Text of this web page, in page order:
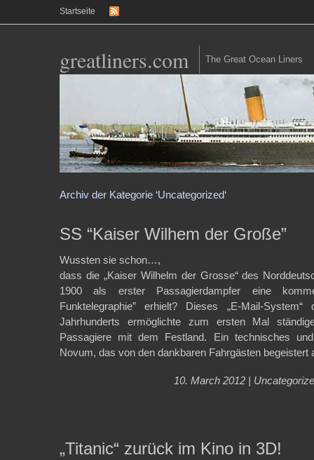
Startseite
greatliners.com The Great Ocean Liners
Archiv der Kategorie ‘Uncategorized‘
SS “Kaiser Wilhem der Große”
Wussten sie schon…,
dass die „Kaiser Wilhelm der Grosse“ des
1900 als erster Passagierdampfer eine
Funktelegraphie” erhielt? Dieses „E-Mail-
Jahrhunderts ermöglichte zum ersten Mal
Passagiere mit dem Festland. Ein technisches
Novum, das von den dankbaren Fahrgästen begeistert
10. March 2012 |
„Titanic“ zurück im Kino in 3D!